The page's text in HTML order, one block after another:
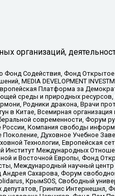
организаций,
Содействия, Фонд
MEDIA DEVELOPMENT
Платформа за
среды и природных ресурсов,
Родники дракона, Врачи
в Китае, Всемирная
современности, Форум
Компания свободы
Поколение, Духовное Учебное
Технологии,
Институт Международных
и Восточной Европы, Фонд
Международный научный
Сахарова, Форум
КрымSOS, Свободный
Гринпис Интернешнл,